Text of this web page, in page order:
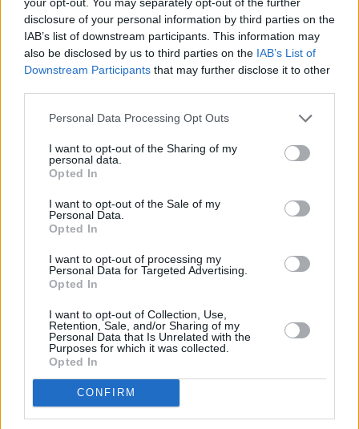
disclosure of your personal information by third parties on the
IAB’s list of downstream participants. This information may
also be disclosed by us to third parties on the IAB’s List of
Downstream Participants that may further disclose it to other
Personal Data Processing Opt Outs
I want to opt-out of the Sharing of my
personal data.
Opted In
I want to opt-out of the Sale of my
Personal Data.
Opted In
I want to opt-out of processing my
Personal Data for Targeted Advertising.
Opted In
I want to opt-out of Collection, Use,
Retention, Sale, and/or Sharing of my
Personal Data that Is Unrelated with the
Purposes for which it was collected.
Opted In
CONFIRM
Na freq. 12012/V skončil testovací kanál Live Cinema HD
2/10: Eutelsat W2M (16E): RTCG SAT
Na freq. 12600/V (SR 6771, FEC 1/2) bylo ukončeno vysílání stanice RTCG
2/10: Eutelsat W6 (21,6E): TMB
DVB-S2/8PSK)
2/10: Eutelsat W7 (36E): NTK Orbita
2/10: Hellas Sat 2 (39E): ERT World
2/10: Hellas Sat 2 (39E): ERT World
Na freq. 11052/V (SR 30000, FEC 5/6) skončila stanice ERT WORLD
2/10: Türksat 3A (42E): İMC TV
Na freq. 12562/V (SR 25000, FEC 5/6) začala vysílat stanice İMC TV
2/10: Türksat 3A (42E): TMB
Na freq. 12525/V (SR 30000, FEC 5/6) skončil program TMB
2/10: Türksat 2A (42E): Teledünya 3D
Kanál TELEDÜNYA 3D byl na kmit. 12015/H (SR 27500, FEC 5/6) zakódován
systémem BISS